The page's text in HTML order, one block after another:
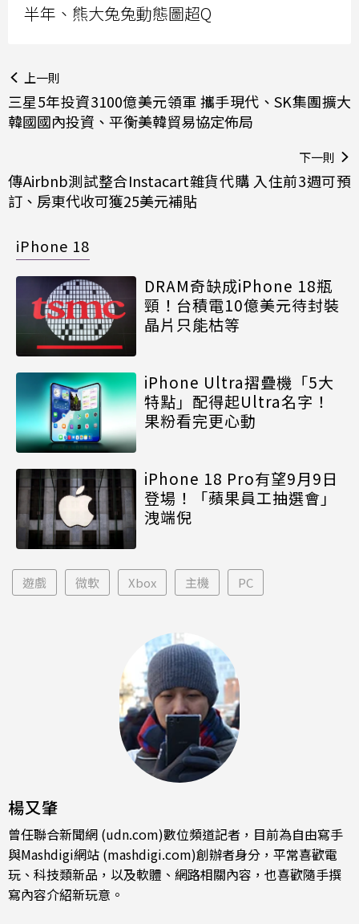
半年、熊大兔兔動態圖超Q
上一則
三星5年投資3100億美元領軍 攜手現代、SK集團擴大
韓國國內投資、平衡美韓貿易協定佈局
下一則
傳Airbnb測試整合Instacart雜貨代購 入住前3週可預
訂、房東代收可獲25美元補貼
iPhone 18
DRAM奇缺成iPhone 18瓶
頸！台積電10億美元待封裝
晶片只能枯等
iPhone Ultra摺疊機「5大
特點」配得起Ultra名字！
果粉看完更心動
iPhone 18 Pro有望9月9日
登場！「蘋果員工抽選會」
洩端倪
遊戲 微軟 Xbox 主機 PC
楊又肇
曾任聯合新聞網 (udn.com)數位頻道記者，目前為自由寫手
與Mashdigi網站 (mashdigi.com)創辦者身分，平常喜歡電
玩、科技類新品，以及軟體、網路相關內容，也喜歡隨手撰
寫內容介紹新玩意。